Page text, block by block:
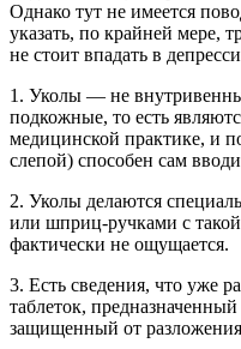
Однако тут не имеется
указать, по крайней мере,
не стоит впадать в
1. Уколы — не
подкожные, то есть
медицинской практике, и
слепой) способен сам
2. Уколы делаются
или шприц-ручками с
фактически не ощущается.
3. Есть сведения, что уже
таблеток,
защищенный от